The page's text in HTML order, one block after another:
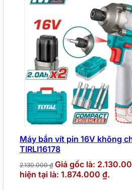
Máy bắn vít pin 16V không
TIRLI16178
2.130.000₫ Giá gốc là:
hiện tại là: 1.874.000 ₫.